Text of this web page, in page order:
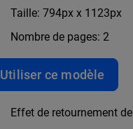
Taille: 794px x 1123px
Nombre de pages: 2
Utiliser ce modèle
Effet de retournement